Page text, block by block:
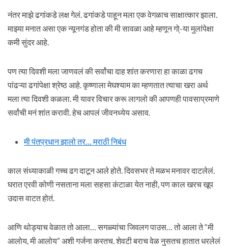
नंतर माझे ढगांकडे लक्ष गेलं. ढगांकडे पाहून मला एक वेगळाच साक्षात्कार झाला.
माझ्या मनात असा एक न्यूनगंड होता की मी सावळा आहे म्हणून गो्-या मुलांपेक्षा
कमी सुंदर आहे.
पण त्या दिवशी मला जाणवलं की सर्वांचा दाह शांत करणारा हा काळा ढगच
पांढऱ्या ढगांपेक्षा श्रेष्ठ आहे. कृष्णाला मेघश्याम का म्हणतात त्याचा खरा अर्थ
मला त्या दिवशी कळला. मी यावर विचार करू लागलो की आपणही पावसाप्रमाणे
सर्वांची मनं शांत करावी. हेच आपलं जीवनध्येय असाव.
मी पंतप्रधान झालो तर… मराठी निबंध
काल संध्याकाळी गच्च ढग दाटून आले होते. दिवसभर ते मळभ मनावर दाटलेलं.
घरात एरवी कोणी नसताना मला सहसा कंटाळा येत नाही, पण काल खरच खूप
उदास वाटत होतं.
आणि थोड्याच वेळात तो आला… सगळ्यांचा जिवलग पाउस… तो आला ते “मी
आलोय, मी आलोय” अशी गर्जना करतच. शेवटी बराच वेळ नुसतच हातात धरलेलं